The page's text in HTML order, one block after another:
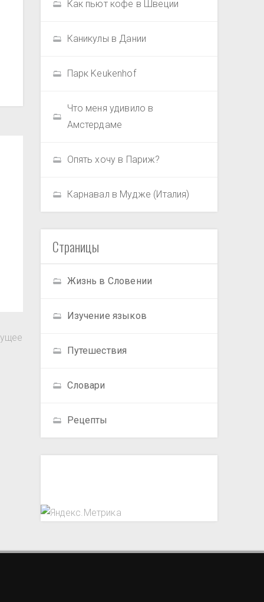
Как пьют кофе в Швеции
Каникулы в Дании
Парк Keukenhof
Что меня удивило в
Амстердаме
Опять хочу в Париж?
Карнавал в Мудже (Италия)
Страницы
Жизнь в Словении
Изучение языков
Путешествия
Словари
Рецепты